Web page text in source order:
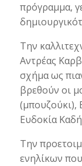
πρόγραμμα,
Την
Αντρέας
σχήμα ως
βρεθούν οι
(μπουζούκι),
Ευδοκία
Την
ενηλίκων